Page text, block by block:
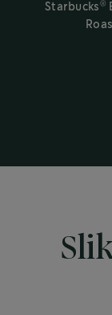
Starbucks ®